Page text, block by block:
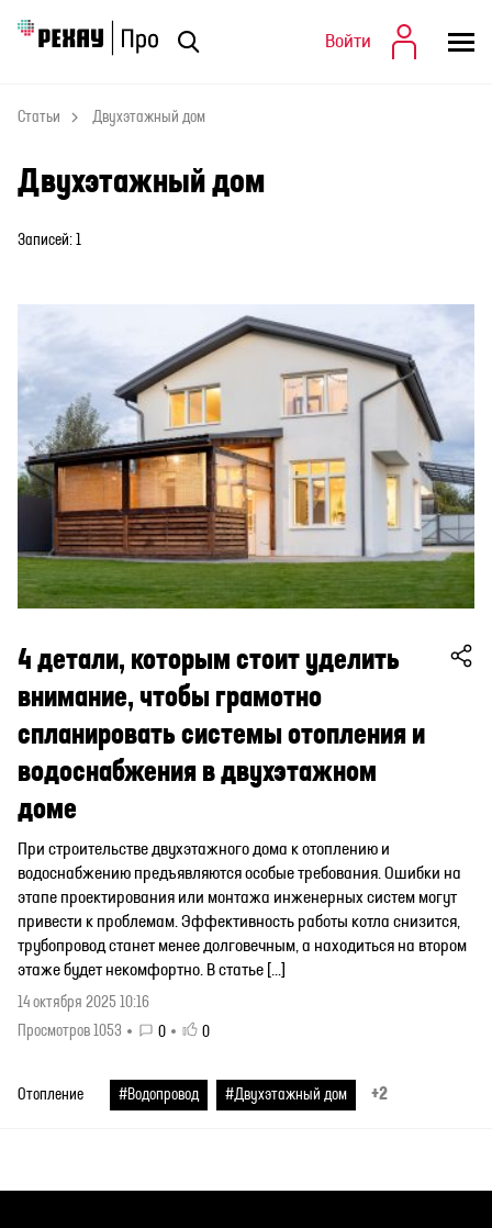
Статьи
Войти
Статьи Двухэтажный дом
Двухэтажный дом
Записей: 1
4 детали, которым стоит уделить
внимание, чтобы грамотно
спланировать системы отопления и
водоснабжения в двухэтажном
доме
При строительстве двухэтажного дома к отоплению и
водоснабжению предъявляются особые требования. Ошибки на
этапе проектирования или монтажа инженерных систем могут
привести к проблемам. Эффективность работы котла снизится,
трубопровод станет менее долговечным, а находиться на втором
этаже будет некомфортно. В статье […]
14 октября 2025 10:16
Просмотров 1053
0 0
Отопление #Водопровод #Двухэтажный дом +2